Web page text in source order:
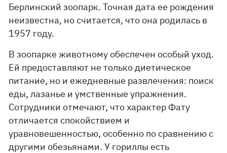
Берлинский зоопарк. Точная дата ее рождения
неизвестна, но считается, что она родилась в
1957 году.
В зоопарке животному обеспечен особый уход.
Ей предоставляют не только диетическое
питание, но и ежедневные развлечения: поиск
еды, лазанье и умственные упражнения.
Сотрудники отмечают, что характер Фату
отличается спокойствием и
уравновешенностью, особенно по сравнению с
другими обезьянами. У гориллы есть